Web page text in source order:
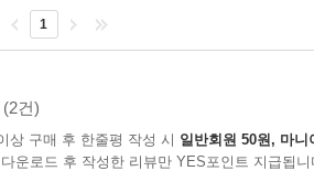
1
(2건)
상 구매 후 한줄평 작성 시 일반회원 50원, 마니
운로드 후 작성한 리뷰만 YES포인트 지급됩니